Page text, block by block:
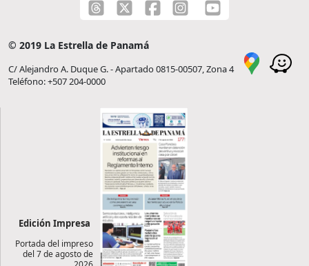
© 2019 La Estrella de Panamá
C/ Alejandro A. Duque G. - Apartado 0815-00507, Zona 4
Teléfono: +507 204-0000
Edición Impresa
Portada del impreso
del 7 de agosto de